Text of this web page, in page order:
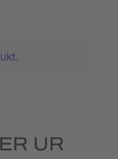
UR